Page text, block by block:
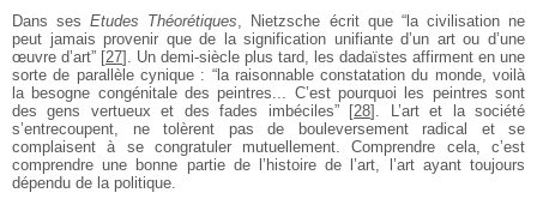
Dans sesEtudes Théorétiques , Nietzsche écrit que “la civilisation ne
peut jamais provenir que de la signification unifiante d’un art ou d’une
œuvre d’art” [27] . Un demi-siècle plus tard, les dadaïstes affirment en une
sorte de parallèle cynique : “la raisonnable constatation du monde, voilà
la besogne congénitale des peintres... C’est pourquoi les peintres sont
des gens vertueux et des fades imbéciles”[28] . L’art et la société
s’entrecoupent, ne tolèrent pas de bouleversement radical et se
complaisent à se congratuler mutuellement. Comprendre cela, c’est
comprendre une bonne partie de l’histoire de l’art, l’art ayant toujours
dépendu de la politique.